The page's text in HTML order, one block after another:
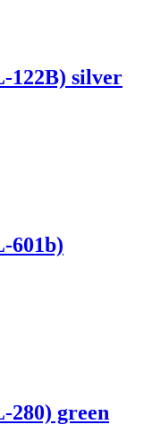
122B) silver
601b)
green